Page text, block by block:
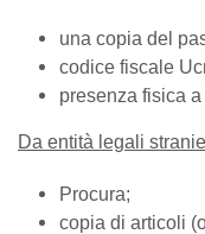
una copia del
codice fiscale
presenza fisica
Da entità legali
Procura;
copia di articoli